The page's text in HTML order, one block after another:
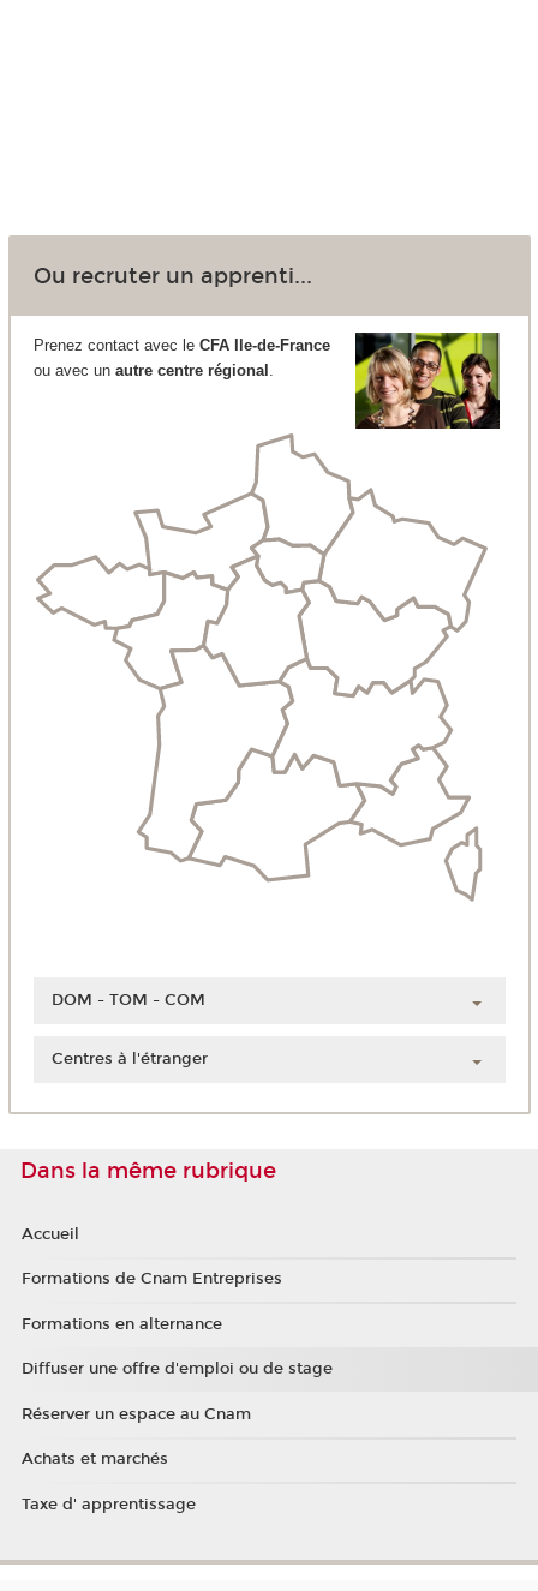
Ou recruter un apprenti...
Prenez contact avec le CFA Ile-de-France
ou avec un autre centre régional
DOM - TOM - COM
Martinique
La Réunion
Polynésie française
Centres à l'étranger
Liban
Dans la même rubrique
Accueil
Formations de Cnam Entreprises
Formations en alternance
Diffuser une offre d'emploi ou de stage
Réserver un espace au Cnam
Achats et marchés
Taxe d' apprentissage